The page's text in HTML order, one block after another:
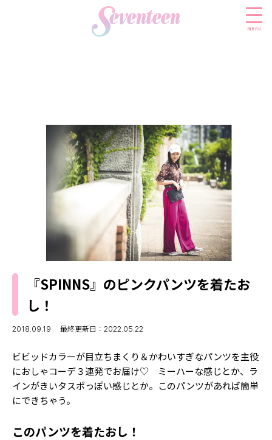
menu
FASHION
ファッションニュース
モデル私服
BEAUTY
ビューティニュース
トレンドメイク
ヘアアレンジ・ヘアケア
ボディケア
SCHOOL
スクールニュース
学校ヘアメイク
勉強・受験・進路
ENTERTAINMENT
エンタメニュース
なにわ男子
LIFESTYLE
ライフスタイルニュース
JKランキング・アワード
モデルの購入品
おでかけ
JK TREND
MODELS
MODEL'S BLOG
TikTok
Instagram
YouTube
FORTUNE
MISS SEVENTEEN
『SPINNS』のピンクパンツを着たお
し！
2018.09.19 最終更新日：2022.05.22
ビビッドカラーが目立ちまくり＆かわいすぎなパンツを主役
におしゃコーデ３連発でお届け♡ ミーハーな感じとか、ラ
インがきいタスポっぽい感じとか。このパンツがあれば簡単
にできちゃう。
このパンツを着たおし！